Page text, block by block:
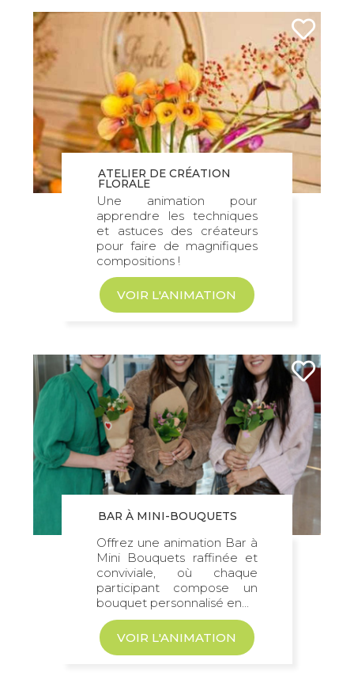
ATELIER DE CRÉATION
FLORALE
Une animation pour
apprendre les techniques
et astuces des créateurs
pour faire de magnifiques
compositions !
VOIR L'ANIMATION
BAR À MINI-BOUQUETS
Offrez une animation Bar à
Mini Bouquets raffinée et
conviviale, où chaque
participant compose un
bouquet personnalisé en...
VOIR L'ANIMATION